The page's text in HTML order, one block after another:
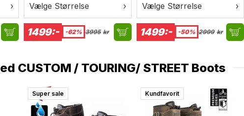
› Vælge Størrelse ›
1499:- -62% 3995 kr
Vælge Størrelse ›
1499:- -50% 2999 kr
CUSTOM / TOURING/ STREET Boots
Super sale Surprise
Kundfavorit